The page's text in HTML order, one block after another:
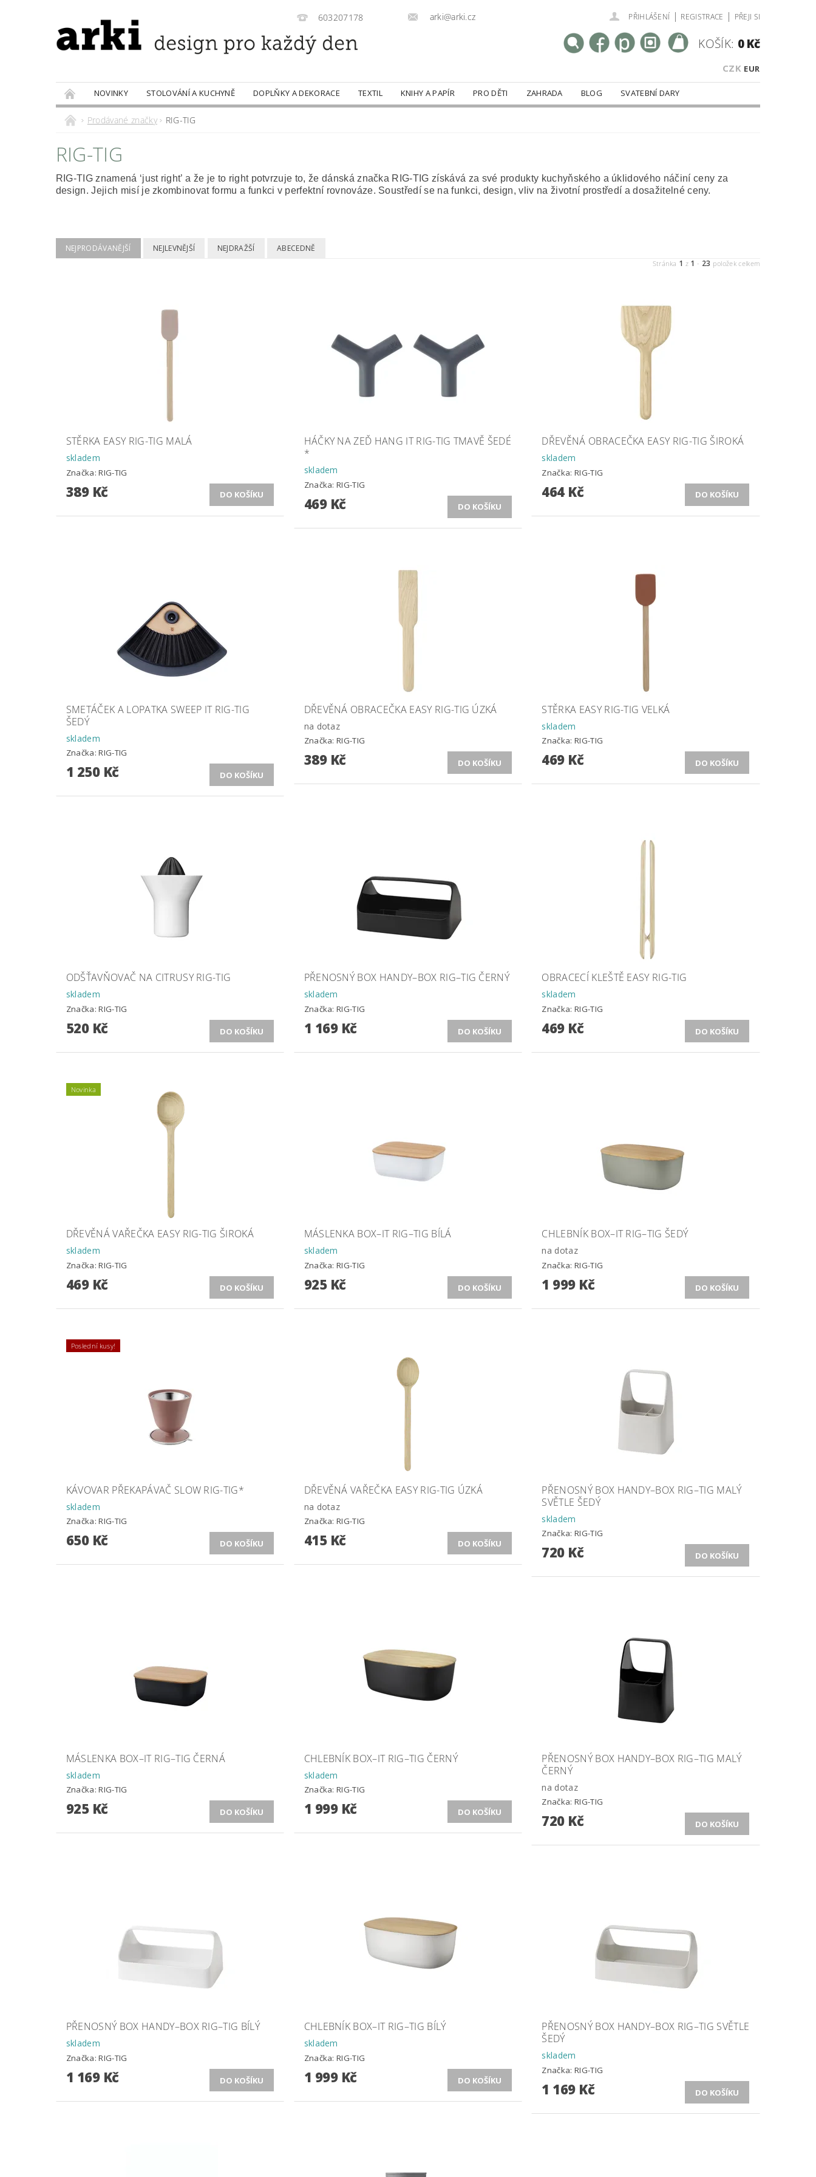
603207178 arki@arki.cz PŘIHLÁŠENÍ | REGISTRACE | PŘEJI SI
CZK EUR
KOŠÍK: 0 Kč
NOVINKY STOLOVÁNÍ A KUCHYNĚ DOPLŇKY A DEKORACE TEXTIL KNIHY A PAPÍR PRO DĚTI ZAHRADA BLOG
SVATEBNÍ DARY
PRODÁVANÉ ZNAČKY
DOBROTY
Prodávané značky RIG-TIG
RIG-TIG
RIG-TIG znamená ‘just right’ a že je to right potvrzuje to, že dánská značka RIG-TIG získává za své produkty kuchyňského a úklidového náčiní ceny za
design. Jejich misí je zkombinovat formu a funkci v perfektní rovnováze. Soustředí se na funkci, design, vliv na životní prostředí a dosažitelné ceny.
NEJPRODÁVANĚJŠÍ NEJLEVNĚJŠÍ NEJDRAŽŠÍ ABECEDNĚ
Stránka 1 z 1 - 23 položek celkem
STĚRKA EASY RIG-TIG MALÁ
skladem
Značka:RIG-TIG
389 Kč
HÁČKY NA ZEĎ HANG IT RIG-TIG TMAVĚ ŠEDÉ
*
skladem
Značka:RIG-TIG
469 Kč
DŘEVĚNÁ OBRACEČKA EASY RIG-TIG ŠIROKÁ
skladem
Značka: RIG-TIG
464 Kč
SMETÁČEK A LOPATKA SWEEP IT RIG-TIG
ŠEDÝ
skladem
Značka:RIG-TIG
1 250 Kč
DŘEVĚNÁ OBRACEČKA EASY RIG-TIG ÚZKÁ
na dotaz
Značka:RIG-TIG
389 Kč
STĚRKA EASY RIG-TIG VELKÁ
skladem
Značka: RIG-TIG
469 Kč
ODŠŤAVŇOVAČ NA CITRUSY RIG-TIG
skladem
Značka:RIG-TIG
520 Kč
PŘENOSNÝ BOX HANDY–BOX RIG–TIG ČERNÝ
skladem
Značka:RIG-TIG
1 169 Kč
OBRACECÍ KLEŠTĚ EASY RIG-TIG
skladem
Značka: RIG-TIG
469 Kč
Novinka
DŘEVĚNÁ VAŘEČKA EASY RIG-TIG ŠIROKÁ
skladem
Značka:RIG-TIG
469 Kč
MÁSLENKA BOX–IT RIG–TIG BÍLÁ
skladem
Značka:RIG-TIG
925 Kč
CHLEBNÍK BOX–IT RIG–TIG ŠEDÝ
na dotaz
Značka: RIG-TIG
1 999 Kč
Poslední kusy!
KÁVOVAR PŘEKAPÁVAČ SLOW RIG-TIG*
skladem
Značka:RIG-TIG
650 Kč
DŘEVĚNÁ VAŘEČKA EASY RIG-TIG ÚZKÁ
na dotaz
Značka:RIG-TIG
415 Kč
PŘENOSNÝ BOX HANDY–BOX RIG–TIG MALÝ
SVĚTLE ŠEDÝ
skladem
Značka: RIG-TIG
720 Kč
MÁSLENKA BOX–IT RIG–TIG ČERNÁ
skladem
Značka:RIG-TIG
925 Kč
CHLEBNÍK BOX–IT RIG–TIG ČERNÝ
skladem
Značka:RIG-TIG
1 999 Kč
PŘENOSNÝ BOX HANDY–BOX RIG–TIG MALÝ
ČERNÝ
na dotaz
Značka: RIG-TIG
720 Kč
PŘENOSNÝ BOX HANDY–BOX RIG–TIG BÍLÝ
skladem
Značka:RIG-TIG
1 169 Kč
CHLEBNÍK BOX–IT RIG–TIG BÍLÝ
skladem
Značka:RIG-TIG
1 999 Kč
PŘENOSNÝ BOX HANDY–BOX RIG–TIG SVĚTLE
ŠEDÝ
skladem
Značka: RIG-TIG
1 169 Kč